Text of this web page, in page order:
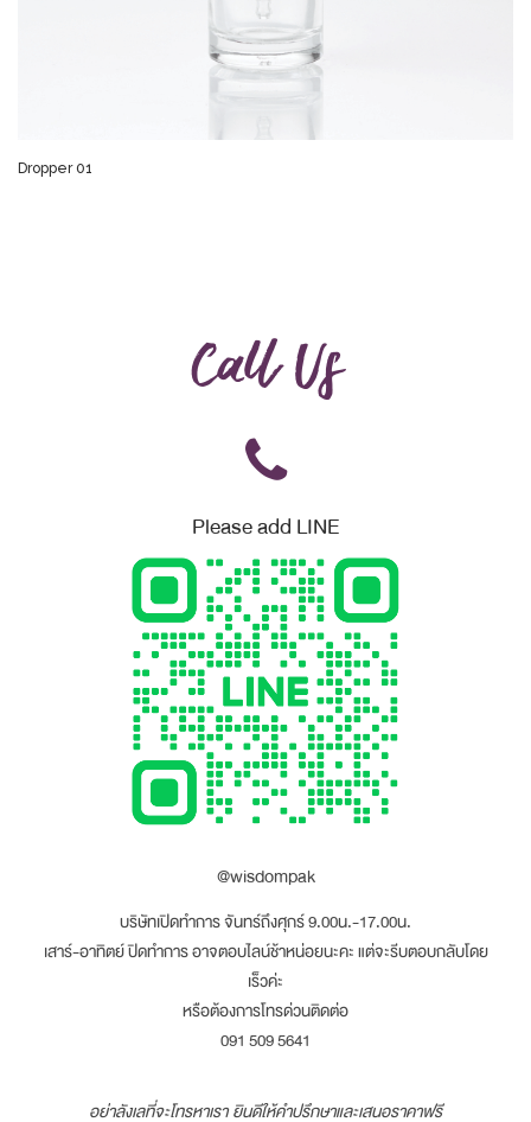
Dropper 01
Call Us
Please add LINE
@wisdompak
บริษัทเปิดทำการ จันทร์ถึงศุกร์ 9.00น.-17.00น.
เสาร์-อาทิตย์ ปิดทำการ อาจตอบไลน์ช้าหน่อยนะคะ แต่จะรีบตอบกลับโดย
เร็วค่ะ
หรือต้องการโทรด่วนติดต่อ
091 509 5641
อย่าลังเลที่จะโทรหาเรา ยินดีให้คำปรึกษาและเสนอราคาฟรี